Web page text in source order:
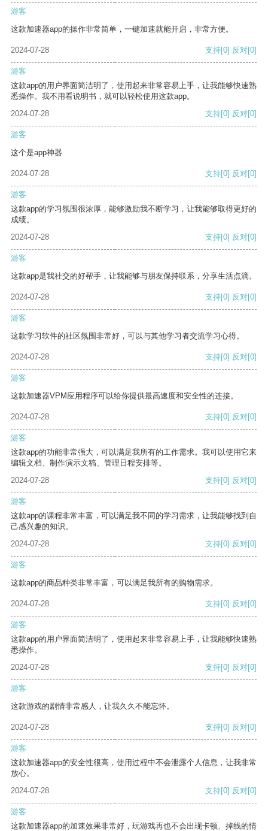
游客
这款加速器app的操作非常简单，一键加速就能开启，非常方便。
2024-07-28 支持[0] 反对[0]
游客
这款app的用户界面简洁明了，使用起来非常容易上手，让我能够快速熟
悉操作。我不用看说明书，就可以轻松使用这款app。
2024-07-28
支持[0] 反对[0]
游客
这个是app神器
2024-07-28 支持[0] 反对[0]
游客
这款app的学习氛围很浓厚，能够激励我不断学习，让我能够取得更好的
成绩。
2024-07-28
支持[0] 反对[0]
游客
这款app是我社交的好帮手，让我能够与朋友保持联系，分享生活点滴。
2024-07-28 支持[0] 反对[0]
游客
这款学习软件的社区氛围非常好，可以与其他学习者交流学习心得。
2024-07-28 支持[0] 反对[0]
游客
这款加速器VPM应用程序可以给你提供最高速度和安全性的连接。
2024-07-28 支持[0] 反对[0]
游客
这款app的功能非常强大，可以满足我所有的工作需求。我可以使用它来
编辑文档、制作演示文稿、管理日程安排等。
2024-07-28
支持[0] 反对[0]
游客
这款app的课程非常丰富，可以满足我不同的学习需求，让我能够找到自
己感兴趣的知识。
2024-07-28
支持[0] 反对[0]
游客
这款app的商品种类非常丰富，可以满足我所有的购物需求。
2024-07-28 支持[0] 反对[0]
游客
这款app的用户界面简洁明了，使用起来非常容易上手，让我能够快速熟
悉操作。
2024-07-28
支持[0] 反对[0]
游客
这款游戏的剧情非常感人，让我久久不能忘怀。
2024-07-28 支持[0] 反对[0]
游客
这款加速器app的安全性很高，使用过程中不会泄露个人信息，让我非常
放心。
2024-07-28
支持[0] 反对[0]
游客
这款加速器app的加速效果非常好，玩游戏再也不会出现卡顿、掉线的情